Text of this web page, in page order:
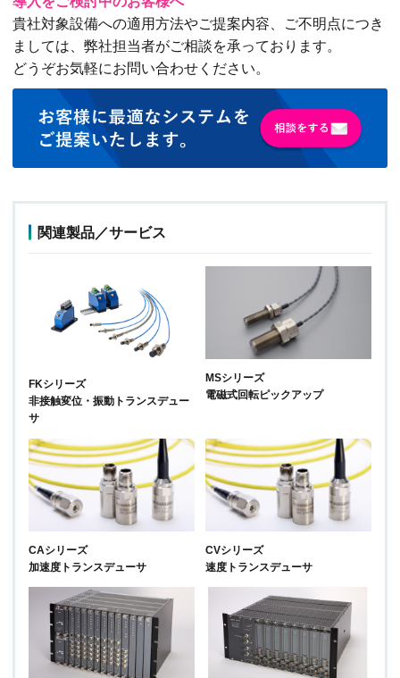
貴社対象設備への適用方法やご提案内容、ご不明点につき
ましては、弊社担当者がご相談を承っております。
どうぞお気軽にお問い合わせください。
関連製品／サービス
FKシリーズ
非接触変位・振動トランスデュー
サ
MSシリーズ
電磁式回転ピックアップ
CAシリーズ
加速度トランスデューサ
CVシリーズ
速度トランスデューサ